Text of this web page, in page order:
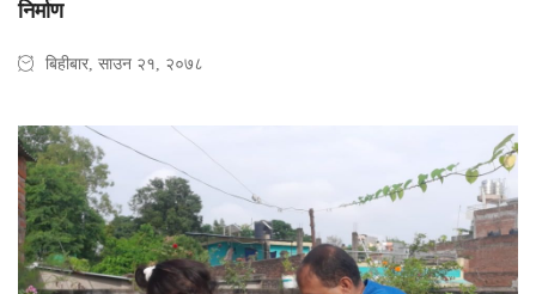
निर्माण
बिहीबार, साउन २१, २०७८